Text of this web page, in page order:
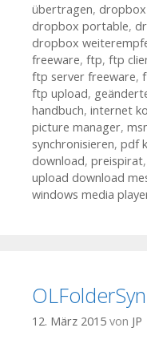
übertragen,
dropbox portable,
dropbox
freeware, ftp, ftp
ftp server freeware,
ftp upload,
handbuch, internet
picture manager,
synchronisieren, pdf
download, preispirat,
upload download
windows media
12. März 2015 von JP